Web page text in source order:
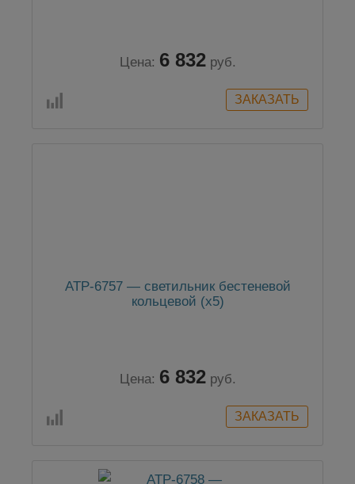
Цена: 6 832 руб.
АТР-6757 — cветильник бестеневой
кольцевой (x5)
Цена: 6 832 руб.